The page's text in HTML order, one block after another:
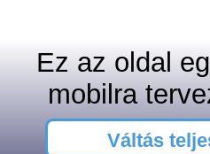
Ez az oldal
mobilra
Váltás